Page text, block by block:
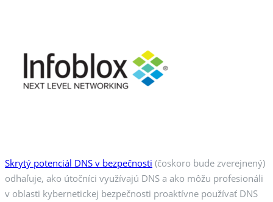
Skrytý potenciál DNS v bezpečnosti (čoskoro bude zverejnený)
odhaľuje, ako útočníci využívajú DNS a ako môžu profesionáli
v oblasti kybernetickej bezpečnosti proaktívne používať DNS